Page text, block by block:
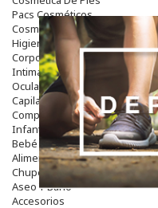
Pacs Cosméticos
Cosmetica Facial Piel Sensible
Higiene
Corporal
Intima
Ocular
Capilar
Complementos
Infantil
Bebé
Alimentación Y Complementos
Chupetes Y Mordedores
Aseo Y Baño
Accesorios